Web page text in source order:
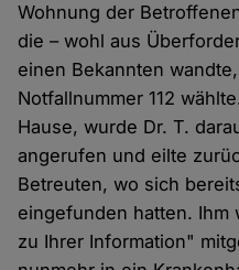
Wohnung der
die – wohl aus
einen Bekannten
Notfallnummer 112
Hause, wurde Dr. T.
angerufen und eilte
Betreuten, wo sich
eingefunden hatten. Ihm
zu Ihrer Information"